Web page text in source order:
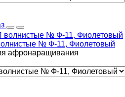
№ Ф-11, Фиолетовый
афронаращивания